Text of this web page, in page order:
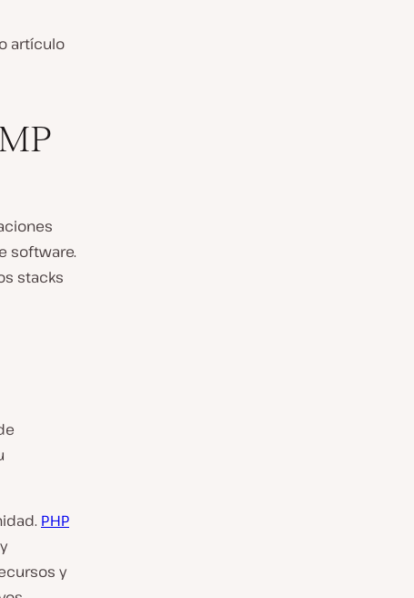
artículo
software.
stacks
PHP
y